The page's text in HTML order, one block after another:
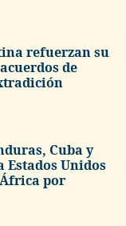
refuerzan su
de
Cuba y
Estados Unidos
por